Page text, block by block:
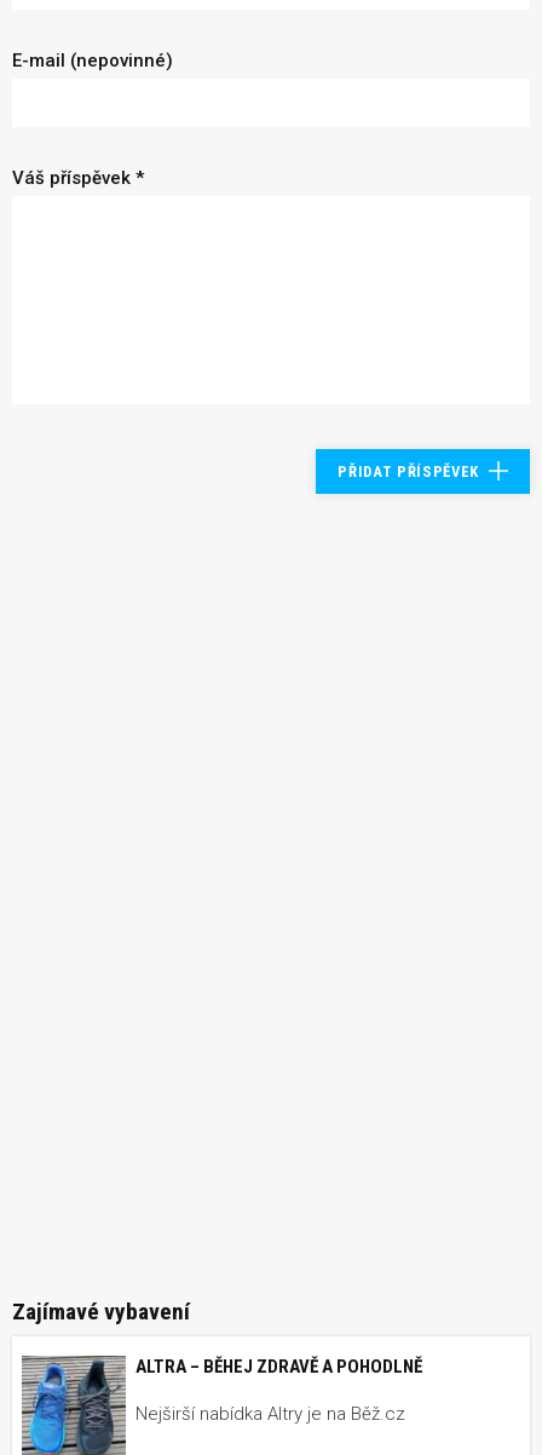
E-mail (nepovinné)
Váš příspěvek *
PŘIDAT PŘÍSPĚVEK
Zajímavé vybavení
ALTRA – BĚHEJ ZDRAVĚ A POHODLNĚ
Nejširší nabídka Altry je na Běž.cz